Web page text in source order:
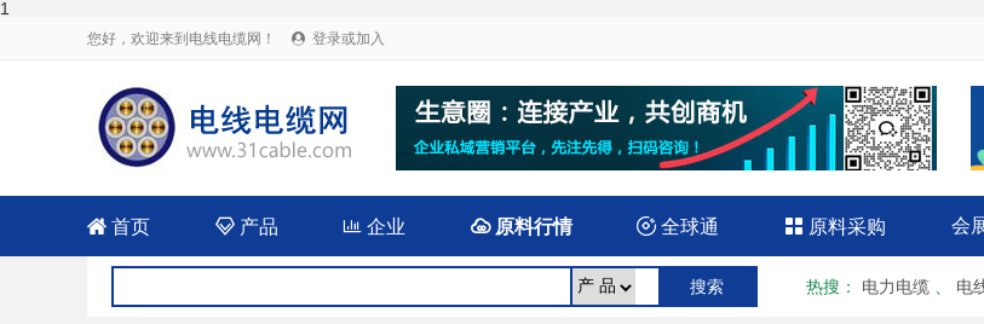
1
您好，欢迎来到电线电缆网！  登录或加入
 首页 产品  企业 原料行情  全球通  原料采购 会
热搜 ： 电力电缆 电